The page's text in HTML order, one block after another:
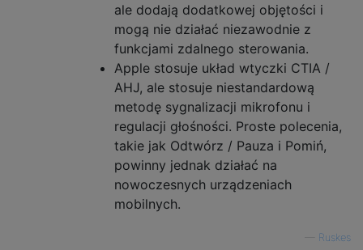
ale dodają dodatkowej objętości i
mogą nie działać niezawodnie z
funkcjami zdalnego sterowania.
Apple stosuje układ wtyczki CTIA /
AHJ, ale stosuje niestandardową
metodę sygnalizacji mikrofonu i
regulacji głośności. Proste polecenia,
takie jak Odtwórz / Pauza i Pomiń,
powinny jednak działać na
nowoczesnych urządzeniach
mobilnych.
Ruskes